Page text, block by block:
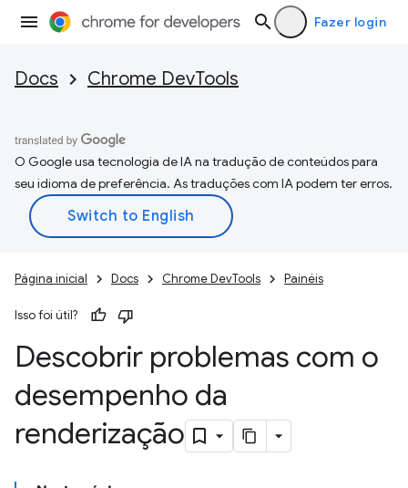
Fazer login
Docs Chrome DevTools
O Google usa tecnologia de IA na tradução de conteúdos para
seu idioma de preferência. As traduções com IA podem ter erros.
Página inicial Docs Chrome DevTools Painéis
Isso foi útil?
Descobrir problemas com o
desempenho da
renderização